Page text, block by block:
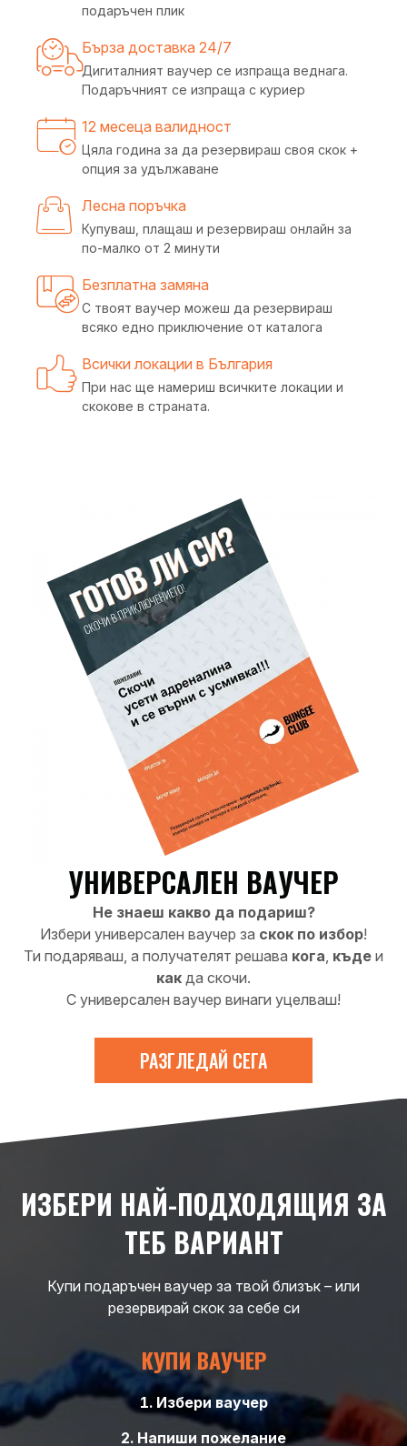
подаръчен плик
Бърза доставка 24/7
Дигиталният ваучер се изпраща веднага.
Подаръчният се изпраща с куриер
12 месеца валидност
Цяла година за да резервираш своя скок +
опция за удължаване
Лесна поръчка
Купуваш, плащаш и резервираш онлайн за
по-малко от 2 минути
Безплатна замяна
С твоят ваучер можеш да резервираш
всяко едно приключение от каталога
Всички локации в България
При нас ще намериш всичките локации и
скокове в страната.
УНИВЕРСАЛЕН ВАУЧЕР
Не знаеш какво да подариш?
Избери универсален ваучер за скок по избор!
Ти подаряваш, а получателят решава кога, къде и
как да скочи.
С универсален ваучер винаги уцелваш!
РАЗГЛЕДАЙ СЕГА
ИЗБЕРИ НАЙ-ПОДХОДЯЩИЯ ЗА
ТЕБ ВАРИАНТ
Купи подаръчен ваучер за твой близък – или
резервирай скок за себе си
КУПИ ВАУЧЕР
Избери ваучер
Напиши пожелание